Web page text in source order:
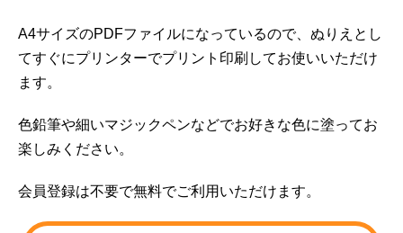
A4サイズのPDFファイルになっているので、ぬりえとし
てすぐにプリンターでプリント印刷してお使いいただけ
ます。
色鉛筆や細いマジックペンなどでお好きな色に塗ってお
楽しみください。
会員登録は不要で無料でご利用いただけます。